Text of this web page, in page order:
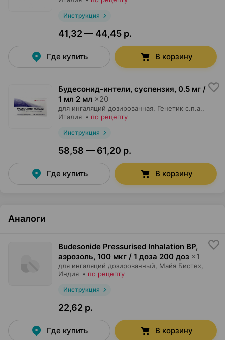
Инструкция
41,32 — 44,45 р.
Где купить В корзину
Будесонид-интели, суспензия, 0.5 мг /
1 мл 2 мл ×20
для ингаляций дозированная, Генетик с.п.а.
Италия • по рецепту
Инструкция
58,58 — 61,20 р.
Где купить В корзину
Аналоги
Budesonide Pressurised Inhalation BP,
аэрозоль, 100 мкг / 1 доза 200 доз ×1
для ингаляций дозированный, Майя Биотех
Индия • по рецепту
Инструкция
22,62 р.
Где купить В корзину